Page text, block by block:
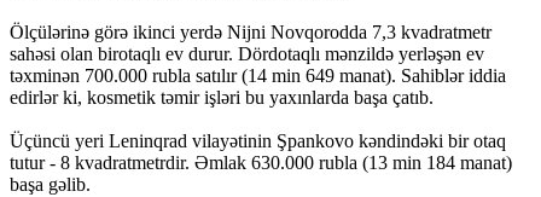
Ölçülərinə görə ikinci yerdə Nijni Novqorodda 7,3 kvadratmetr
sahəsi olan birotaqlı ev durur. Dördotaqlı mənzildə yerləşən ev
təxminən 700.000 rubla satılır (14 min 649 manat). Sahiblər iddia
edirlər ki, kosmetik təmir işləri bu yaxınlarda başa çatıb.
Üçüncü yeri Leninqrad vilayətinin Şpankovo ​​kəndindəki bir otaq
tutur - 8 kvadratmetrdir. Əmlak 630.000 rubla (13 min 184 manat)
başa gəlib.